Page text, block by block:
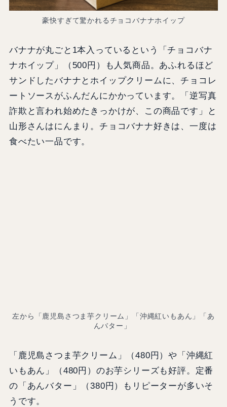
豪快すぎて驚かれるチョコバナナホイップ
バナナが丸ごと1本入っているという「チョコバナ
ナホイップ」（500円）も人気商品。あふれるほど
サンドしたバナナとホイップクリームに、チョコレ
ートソースがふんだんにかかっています。「逆写真
詐欺と言われ始めたきっかけが、この商品です」と
山形さんはにんまり。チョコバナナ好きは、一度は
食べたい一品です。
左から「鹿児島さつま芋クリーム」「沖縄紅いもあん」「あ
んバター」
「鹿児島さつま芋クリーム」（480円）や「沖縄紅
いもあん」（480円）のお芋シリーズも好評。定番
の「あんバター」（380円）もリピーターが多いそ
うです。